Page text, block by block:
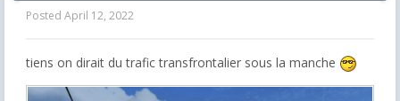
Posted April 12, 2022
tiens on dirait du trafic transfrontalier sous la manche